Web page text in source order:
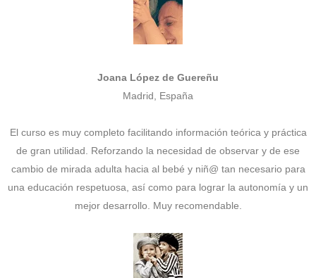
Joana López de Guereñu
Madrid, España
El curso es muy completo facilitando información teórica y práctica
de gran utilidad. Reforzando la necesidad de observar y de ese
cambio de mirada adulta hacia al bebé y niñ@ tan necesario para
una educación respetuosa, así como para lograr la autonomía y un
mejor desarrollo. Muy recomendable.